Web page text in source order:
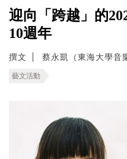
迎向「跨越」的
10週年
撰文 蔡永凱（東海大學音
藝文活動